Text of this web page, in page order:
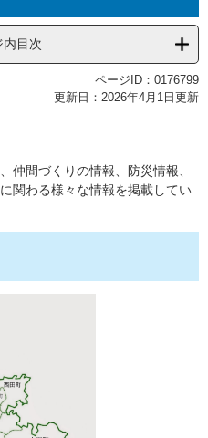
内目次
ページID：0176799
更新日：2026年4月1日更新
仲間づくりの情報、防災情報、
関わる様々な情報を掲載してい